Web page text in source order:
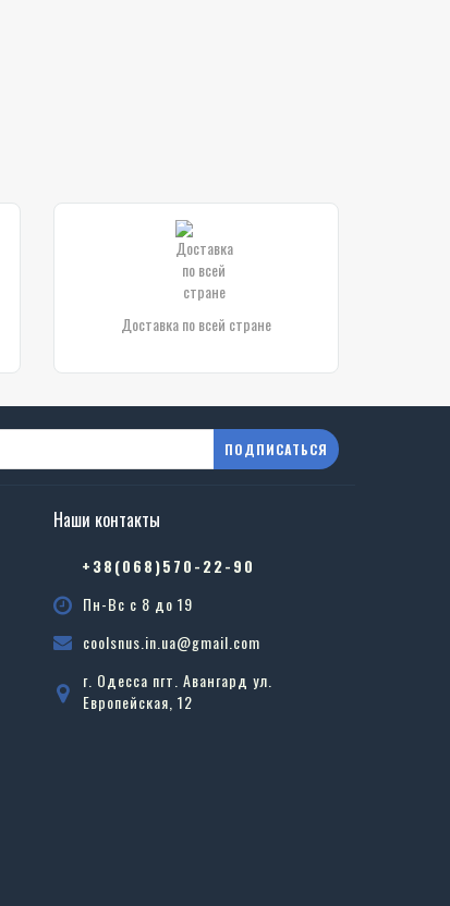
Доставка по всей стране
ПОДПИСАТЬСЯ
Наши контакты
+38(068)570-22-90
Пн-Вс с 8 до 19
coolsnus.in.ua@gmail.com
г. Одесса пгт. Авангард ул.
Европейская, 12